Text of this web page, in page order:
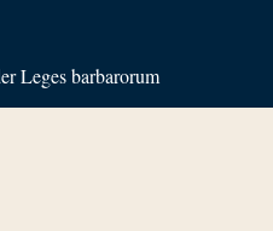
Leges barbarorum